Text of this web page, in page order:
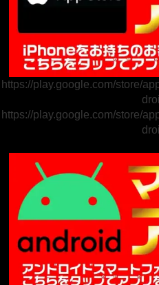
https://play.google.com/store/
https://play.google.com/store/